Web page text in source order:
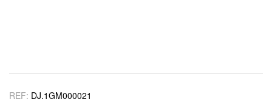
REF: DJ.1GM000021